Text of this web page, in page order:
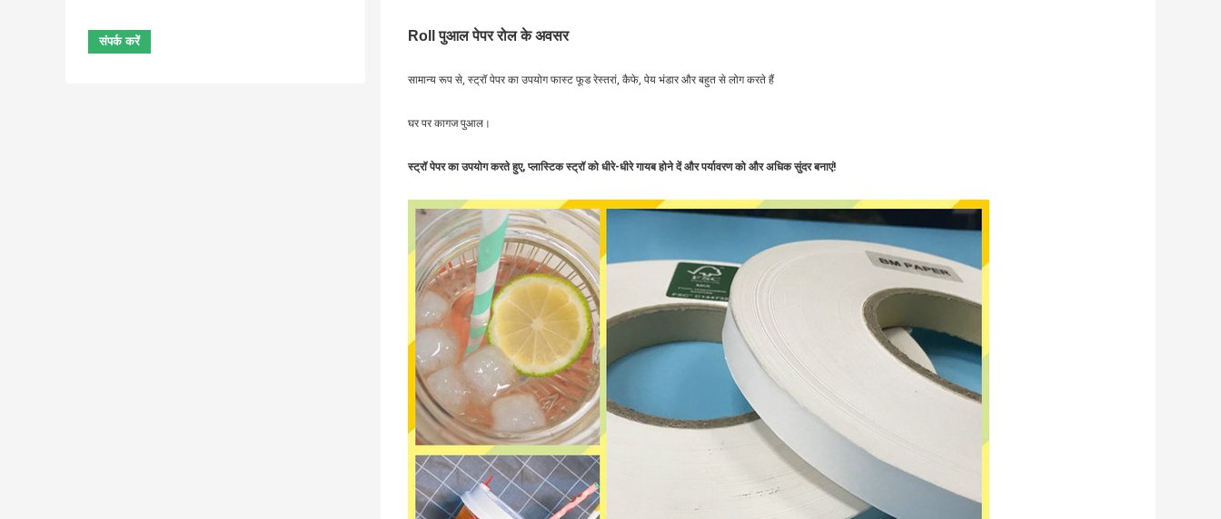
Roll पुआल पेपर रोल के अवसर
सामान्य रूप से, स्ट्रॉ पेपर का उपयोग फास्ट फूड रेस्तरां, कैफे, पेय भंडार और बहुत से लोग करते हैं
घर पर कागज पुआल।
स्ट्रॉ पेपर का उपयोग करते हुए, प्लास्टिक स्ट्रॉ को धीरे-धीरे गायब होने दें और पर्यावरण को और अधिक सुंदर बनाएं!